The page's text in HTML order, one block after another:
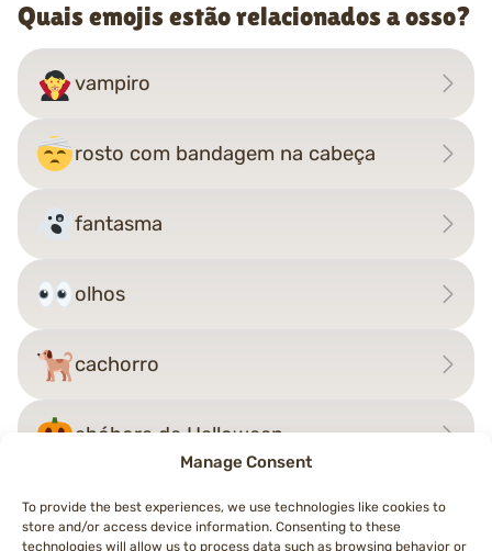
Manage Consent
To provide the best experiences, we use technologies like cookies to
store and/or access device information. Consenting to these
technologies will allow us to process data such as browsing behavior or
Quais emojis estão relacionados a osso?
vampiro
rosto com bandagem na cabeça
fantasma
olhos
cachorro
abóbora de Halloween